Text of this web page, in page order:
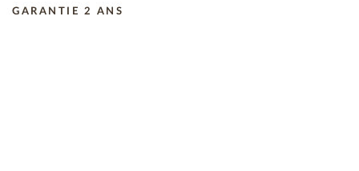
GARANTIE 2 ANS